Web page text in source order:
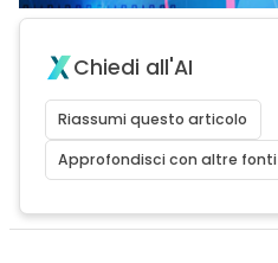
Chiedi all'AI
Riassumi questo articolo
Approfondisci con altre fonti